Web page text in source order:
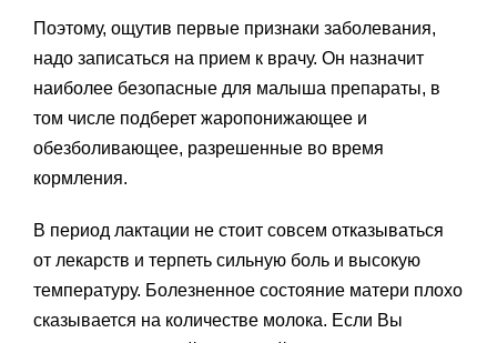
Поэтому, ощутив первые признаки заболевания,
надо записаться на прием к врачу. Он назначит
наиболее безопасные для малыша препараты, в
том числе подберет жаропонижающее и
обезболивающее, разрешенные во время
кормления.
В период лактации не стоит совсем отказываться
от лекарств и терпеть сильную боль и высокую
температуру. Болезненное состояние матери плохо
сказывается на количестве молока. Если Вы